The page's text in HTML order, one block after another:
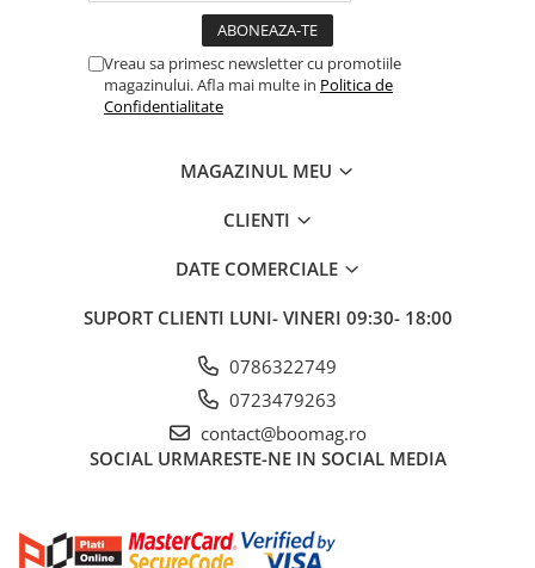
Vreau sa primesc newsletter cu promotiile
magazinului. Afla mai multe in Politica de
Confidentialitate
MAGAZINUL MEU
CLIENTI
DATE COMERCIALE
SUPORT CLIENTI LUNI- VINERI 09:30- 18:00
0786322749
0723479263
contact@boomag.ro
SOCIAL URMARESTE-NE IN SOCIAL MEDIA